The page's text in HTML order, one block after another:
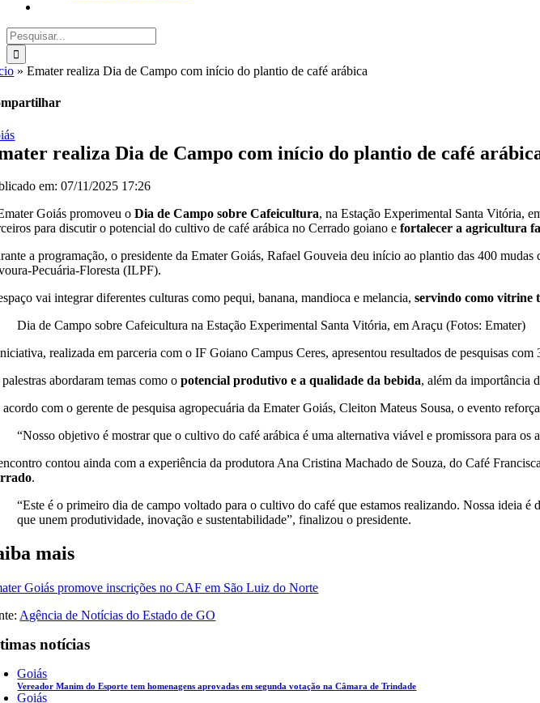
Buscar
resultados
para:
»Emater realiza Dia de Campo com início do plantio de café arábica
realiza Dia de Campo com início do plantio de café
em: 07/11/2025 17:26
Goiás promoveu oDia de Campo sobre Cafeicultura, na Estação Experimental Santa Vitória,
para discutir o potencial do cultivo de café arábica no Cerrado goiano efortalecer a agricultura
a programação, o presidente da Emater Goiás, Rafael Gouveia deu início ao plantio das 400
Pecuária-Floresta (ILPF).
vai integrar diferentes culturas como pequi, banana, mandioca e melancia,servindo como vitrine
Dia de Campo sobre Cafeicultura na Estação Experimental Santa Vitória, em Araçu (Fotos: Emater)
realizada em parceria com o IF Goiano Campus Ceres, apresentou resultados de pesquisas
abordaram temas como opotencial produtivo e a qualidade da bebida, além da importância
acordo com o gerente de pesquisa agropecuária da Emater Goiás, Cleiton Mateus Sousa, o evento
“Nosso objetivo é mostrar que o cultivo do café arábica é uma alternativa viável e promissora para os
contou ainda com a experiência da produtora Ana Cristina Machado de Souza, do Café
.
“Este é o primeiro dia de campo voltado para o cultivo do café que estamos realizando. Nossa ideia
que unem produtividade, inovação e sustentabilidade”, finalizou o presidente.
mais
Goiás promove inscrições no CAF em São Luiz do Norte
Agência de Notícias do Estado de GO
notícias
Goiás
Vereador Manim do Esporte tem homenagens aprovadas em segunda votação na Câmara de Trindade
Goiás